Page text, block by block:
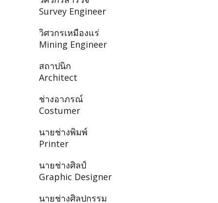
Survey Engineer
วิศวกรเหมืองแร่
Mining Engineer
สถาปนิก
Architect
ช่างอาภรณ์
Costumer
นายช่างพิมพ์
Printer
นายช่างศิลป์
Graphic Designer
นายช่างศิลปกรรม